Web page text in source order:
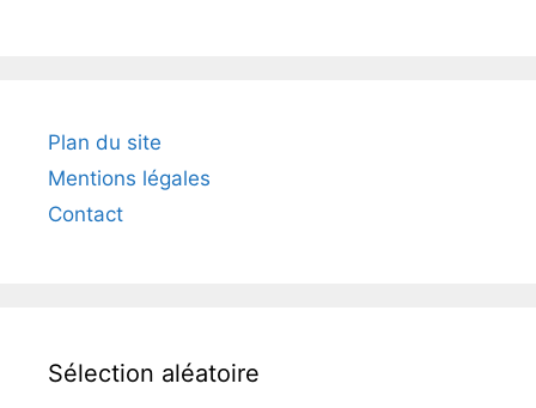
Plan du site
Mentions légales
Contact
Sélection aléatoire